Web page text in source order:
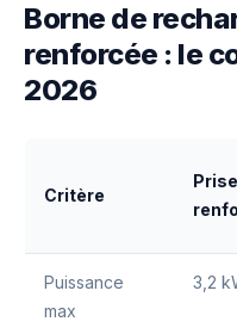
Borne de
renforcée : le
2026
Critère
Prise
Puissance
max
3,2